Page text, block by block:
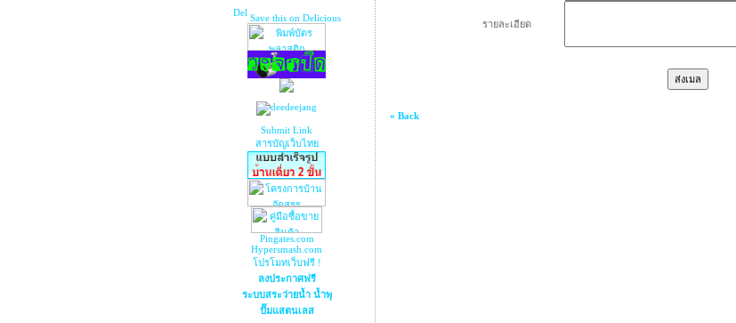
Save this on Delicious
Submit Link
สารบัญเว็บไทย
Pingates.com
Hypersmash.com
โปรโมทเว็บฟรี !
ลงประกาศฟรี
ระบบสระว่ายน้ำ น้ำพุ
ปั๊มแสตนเลส
รายละเอียด
« Back